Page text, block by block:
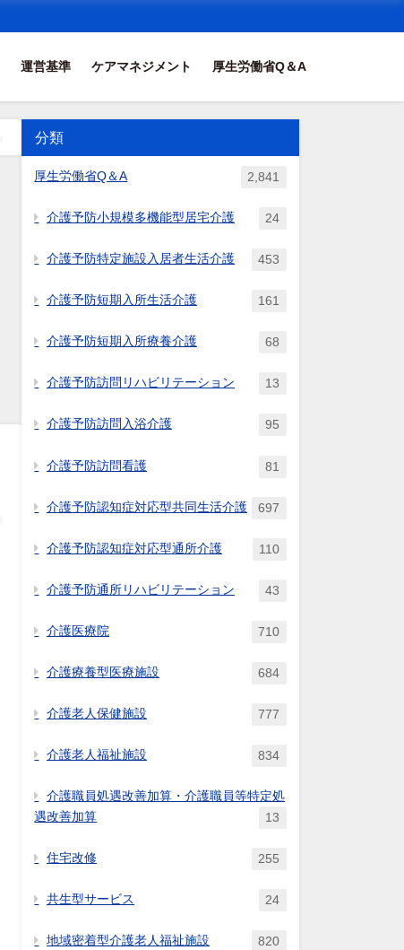
運営基準 ケアマネジメント 厚生労働省Q＆A
分類
厚生労働省Q＆A 2,841
介護予防小規模多機能型居宅介護 24
介護予防特定施設入居者生活介護 453
介護予防短期入所生活介護 161
介護予防短期入所療養介護 68
介護予防訪問リハビリテーション 13
介護予防訪問入浴介護 95
介護予防訪問看護 81
介護予防認知症対応型共同生活介護 697
介護予防認知症対応型通所介護 110
介護予防通所リハビリテーション 43
介護医療院 710
介護療養型医療施設 684
介護老人保健施設 777
介護老人福祉施設 834
介護職員処遇改善加算・介護職員等特定処
遇改善加算
13
住宅改修 255
共生型サービス 24
地域密着型介護老人福祉施設 820